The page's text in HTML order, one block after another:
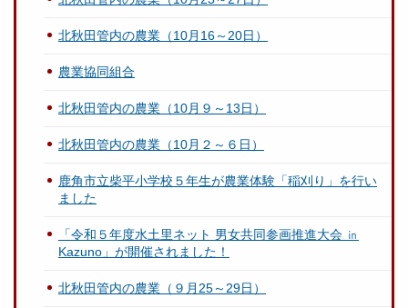
北秋田管内の農業（10月16～20日）
農業協同組合
北秋田管内の農業（10月９～13日）
北秋田管内の農業（10月２～６日）
鹿角市立柴平小学校５年生が農業体験「稲刈り」を行い
ました
「令和５年度水土里ネット 男女共同参画推進大会 ㏌
Kazuno」が開催されました！
北秋田管内の農業（９月25～29日）